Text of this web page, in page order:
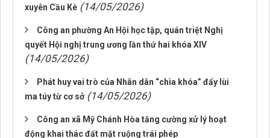
xuyên Cầu Kè (14/05/2026)
Công an phường An Hội học tập, quán triệt Nghị
quyết Hội nghị trung ương lần thứ hai khóa XIV
(14/05/2026)
Phát huy vai trò của Nhân dân “chìa khóa” đẩy lùi
ma túy từ cơ sở (14/05/2026)
Công an xã Mỹ Chánh Hòa tăng cường xử lý hoạt
động khai thác đất mặt ruộng trái phép